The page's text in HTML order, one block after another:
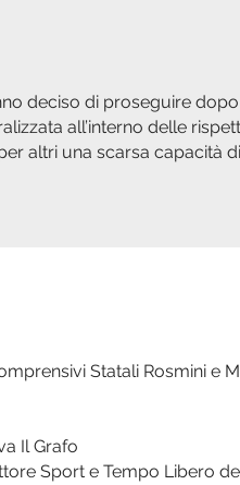
deciso di proseguire
all’interno delle
altri una scarsa capacità
Statali Rosmini e
Il Grafo
Sport e Tempo Libero